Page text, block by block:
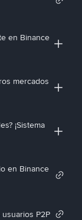
en Binance
mercados
¡Sistema
en Binance
P2P